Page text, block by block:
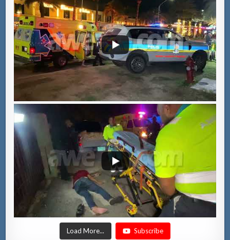
Load More... Subscribe